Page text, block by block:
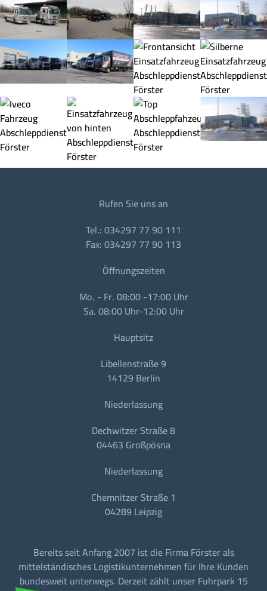
Rufen Sie uns an
Tel.: 034297 77 90 111
Fax: 034297 77 90 113
Öffnungszeiten
Mo. - Fr. 08:00 -17:00 Uhr
Sa. 08:00 Uhr-12:00 Uhr
Hauptsitz
Libellenstraße 9
14129 Berlin
Niederlassung
Dechwitzer Straße 8
04463 Großpösna
Niederlassung
Chemnitzer Straße 1
04289 Leipzig
Bereits seit Anfang 2007 ist die Firma Förster als
mittelständisches Logistikunternehmen für Ihre Kunden
bundesweit unterwegs. Derzeit zählt unser Fuhrpark 15